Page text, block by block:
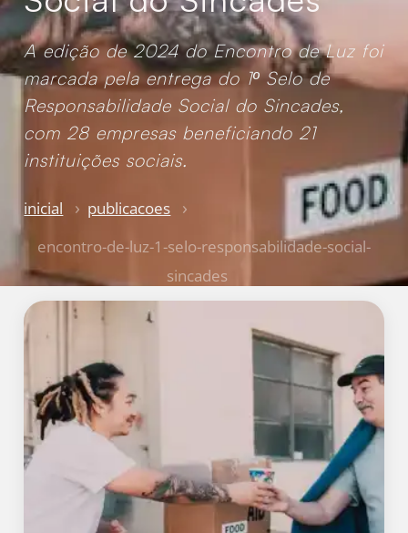
A edição de 2024 do Encontro de Luz foi
marcada pela entrega do 1º Selo de
Responsabilidade Social do Sincades,
com 28 empresas beneficiando 21
instituições sociais.
inicial
publicacoes
encontro-de-luz-1-selo-responsabilidade-social-
sincades